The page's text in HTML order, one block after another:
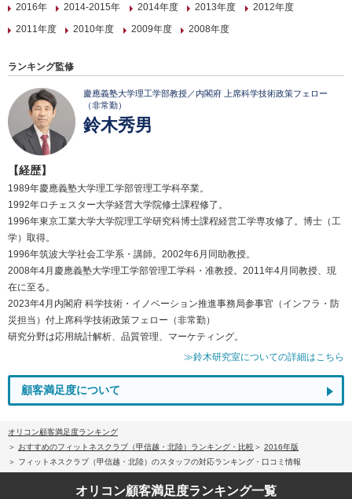
2016年
2014-2015年 2014年度 2013年度
2012年度
2011年度
2010年度 2009年度 2008年度
ランキング監修
慶應義塾大学理工学部教授／内閣府 上席科学技術政策フェロー
（非常勤）
鈴木秀男
【経歴】
1989年慶應義塾大学理工学部管理工学科卒業。
1992年ロチェスター大学経営大学院修士課程修了。
1996年東京工業大学大学院理工学研究科博士課程経営工学専攻修了。博士（工
学）取得。
1996年筑波大学社会工学系・講師。2002年6月同助教授。
2008年4月慶應義塾大学理工学部管理工学科・准教授。2011年4月同教授、現
在に至る。
2023年4月内閣府 科学技術・イノベーション推進事務局参事官（インフラ・防
災担当）付上席科学技術政策フェロー（非常勤）
研究分野は応用統計解析、品質管理、マーケティング。
≫鈴木研究室についての詳細はこちら
顧客満足度について
オリコン顧客満足度ランキング
おすすめのフィットネスクラブ（甲信越・北陸）ランキング・比較
2016年版
フィットネスクラブ（甲信越・北陸）のスタッフの対応ランキング・口コミ情報
オリコン顧客満足度ランキング一覧